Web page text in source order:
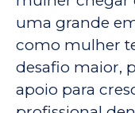
uma grande
como mulher
desafio maior,
apoio para